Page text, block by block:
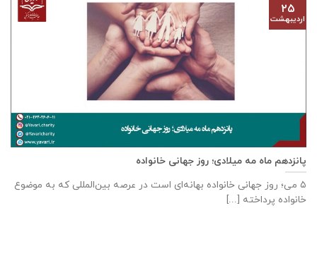
پانزدهم ماه مه میلادی؛ روز جهانی خانواده
۵ می؛ روز جهانی خانواده بهانه‌ای است در عرصه بین‌المللی که به موضوع
خانواده پرداخته [...]
۲۵
اردیبهشت